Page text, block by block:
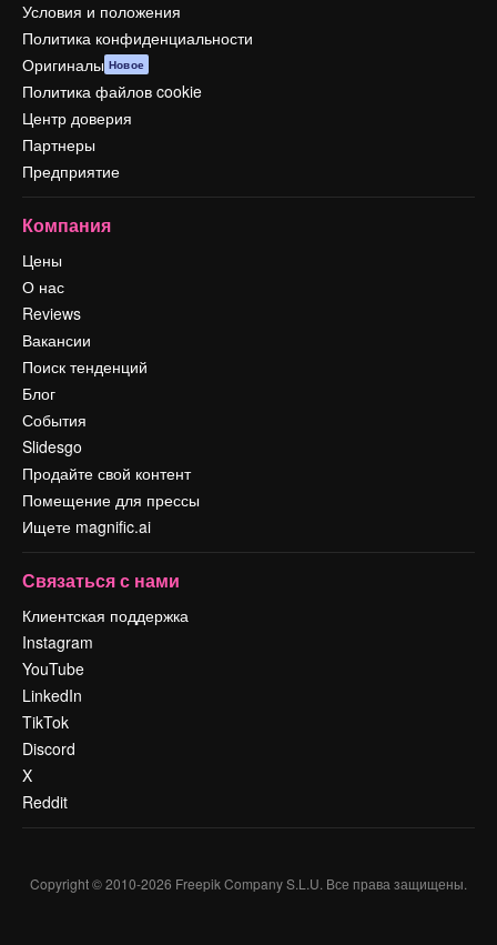
Условия и положения
Политика конфиденциальности
Оригиналы Новое
Политика файлов cookie
Центр доверия
Партнеры
Предприятие
Компания
Цены
О нас
Reviews
Вакансии
Поиск тенденций
Блог
События
Slidesgo
Продайте свой контент
Помещение для прессы
Ищете magnific.ai
Связаться с нами
Клиентская поддержка
Instagram
YouTube
LinkedIn
TikTok
Discord
X
Reddit
Copyright © 2010-2026 Freepik Company S.L.U. Все права защищены.